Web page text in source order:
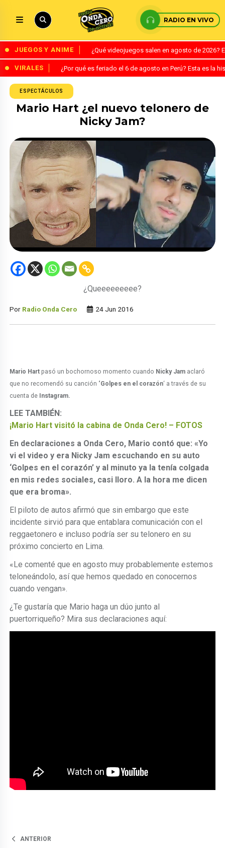
RADIO EN VIVO
JUEGOS Y ANIME ¿Qué videojuegos salen en agosto de
VIRALES ¿Por qué es feriado el 6 de agosto en Perú? Esta es la
ESPECTÁCULOS
Mario Hart ¿el nuevo telonero de
Nicky Jam?
¿Queeeeeeeee?
Por Radio Onda Cero 24 Jun 2016
Mario Hart pasó un bochornoso momento cuando Nicky Jam aclaró
que no recomendó su canción ‘Golpes en el corazón‘ a través de su
cuenta de Instagram.
LEE TAMBIÉN:
¡Mario Hart visitó la cabina de Onda Cero! – FOTOS
En declaraciones a Onda Cero, Mario contó que: «Yo
vi el video y era Nicky Jam escuchando en su auto
‘Golpes en el corazón’ y al minuto ya la tenía colgada
en mis redes sociales, casi lloro. A la hora me dicen
que era broma».
El piloto de autos afirmó que sin embargo que este
incidente sirvió para que entablara comunicación con el
reggaetonero e incluso podría ser su telonero en su
próximo concierto en Lima.
«Le comenté que en agosto muy probablemente estemos
teloneándolo, así que hemos quedado en conocernos
cuando vengan».
¿Te gustaría que Mario haga un dúo junto al
puertorriqueño? Mira sus declaraciones aquí:
ANTERIOR